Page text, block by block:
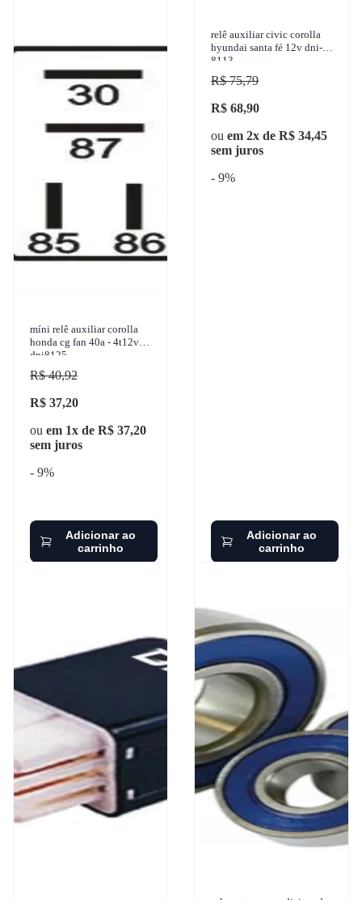
míni relê auxiliar corolla
honda cg fan 40a - 4t12v
dni8125
R$ 40,92
R$ 37,20
ou em 1x de R$ 37,20
sem juros
- 9%
Adicionar ao
carrinho
relê auxiliar civic corolla
hyundai santa fé 12v dni-
8113
R$ 75,79
R$ 68,90
ou em 2x de R$ 34,45
sem juros
- 9%
Adicionar ao
carrinho